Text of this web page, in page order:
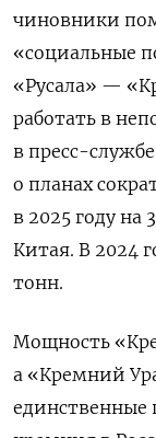
чиновники
«социальные
«Русала» —
работать в
в пресс-
о планах
в 2025 году на
Китая. В 2024
тонн.
Мощность
а «Кремний
единственные